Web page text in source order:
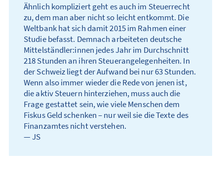
Ähnlich kompliziert geht es auch im Steuer­recht
zu, dem man aber nicht so leicht entkommt. Die
Weltbank hat sich damit 2015 im Rahmen einer
Studie befasst. Demnach arbeiteten deutsche
Mittelständler:innen jedes Jahr im Durch­schnitt
218 Stunden an ihren Steuer­angelegen­heiten. In
der Schweiz liegt der Aufwand bei nur 63 Stunden.
Wenn also immer wieder die Rede von jenen ist,
die aktiv Steuern hinter­ziehen, muss auch die
Frage gestattet sein, wie viele Menschen dem
Fiskus Geld schenken – nur weil sie die Texte des
Finanz­amtes nicht verstehen.
— JS